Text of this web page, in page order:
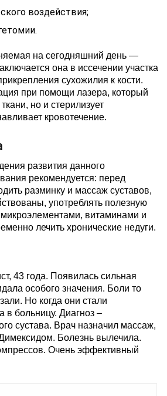
воздействия;
на сегодняшний день —
она в иссечении участка
сухожилия к кости.
при помощи лазера, который
но и стерилизует
кровотечение.
развития данного
рекомендуется: перед
разминку и массаж суставов,
употреблять полезную
витаминами и
лечить хронические недуги.
43 года. Появилась сильная
особого значения. Боли то
Но когда они стали
больницу. Диагноз –
сустава. Врач назначил массаж,
Болезнь вылечила.
Очень эффективный